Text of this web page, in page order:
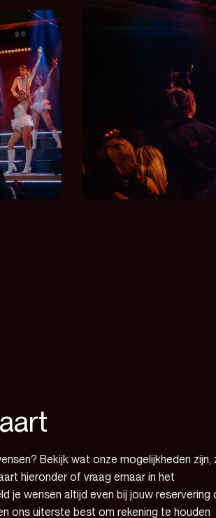
Bekijk wat onze mogelijkheden zijn,
hieronder of vraag ernaar in het
je wensen altijd even bij jouw reservering
ons uiterste best om rekening te houden